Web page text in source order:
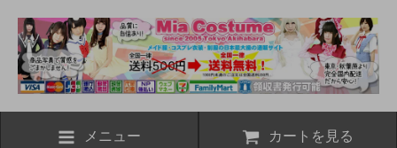
メニュー カートを見る